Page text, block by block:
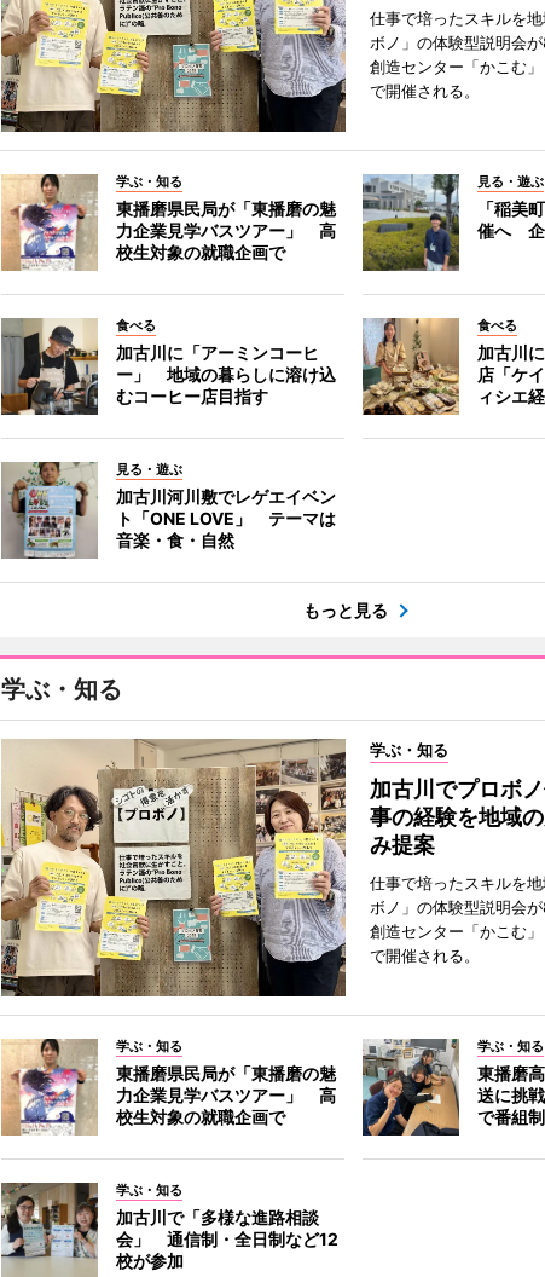
仕事で培ったスキルを
ボノ」の体験型説明会
創造センター「かこむ」
で開催される。
学ぶ・知る
東播磨県民局が「東播磨の魅
力企業見学バスツアー」 高
校生対象の就職企画で
見る・遊ぶ
「稲美
催へ 企
食べる
加古川に「アーミンコーヒ
ー」 地域の暮らしに溶け込
むコーヒー店目指す
食べる
加古川
店「ケ
ィシエ
見る・遊ぶ
加古川河川敷でレゲエイベン
ト「ONE LOVE」 テーマは
音楽・食・自然
もっと見る
学ぶ・知る
学ぶ・知る
加古川でプロボ
事の経験を地域
み提案
仕事で培ったスキルを
ボノ」の体験型説明会
創造センター「かこむ」
で開催される。
学ぶ・知る
東播磨県民局が「東播磨の魅
力企業見学バスツアー」 高
校生対象の就職企画で
学ぶ・知る
東播磨
送に挑
で番組
学ぶ・知る
加古川で「多様な進路相談
会」 通信制・全日制など12
校が参加